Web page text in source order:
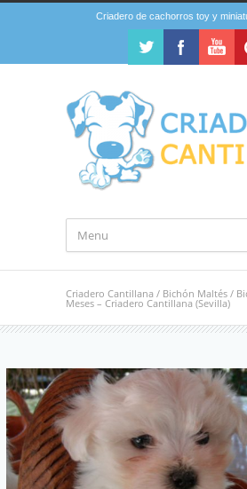
Criadero de cachorros toy y
Criadero Cantillana / Bichón Maltés /
Meses – Criadero Cantillana (Sevilla)